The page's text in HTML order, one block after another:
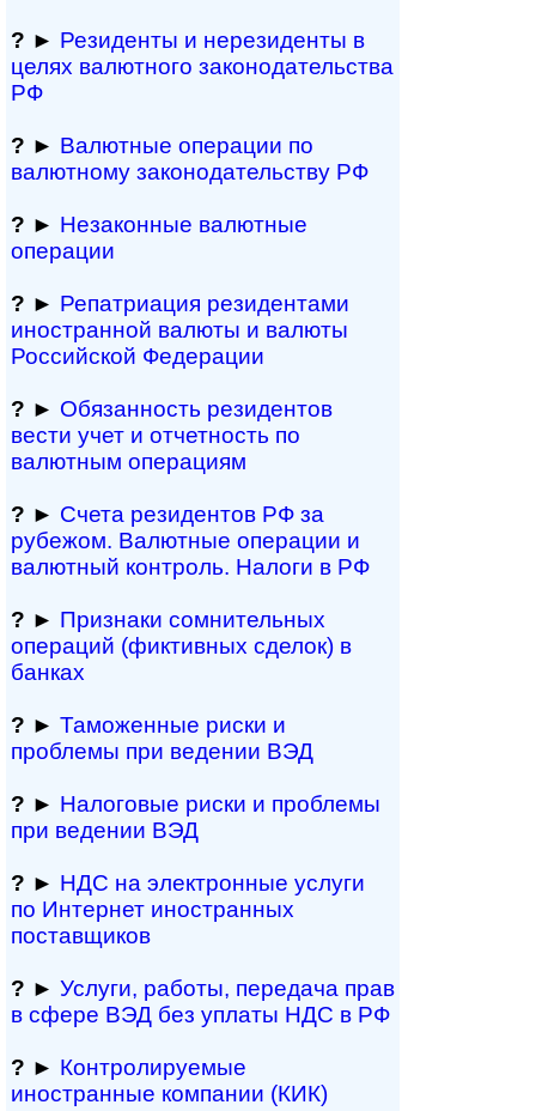
? ► Резиденты и не­ре­зи­ден­ты в
целях валютного за­ко­но­да­тель­ст­ва
РФ
? ► Валютные операции по
валютному за­ко­но­да­тель­ст­ву РФ
? ► Незаконные валютные
операции
? ► Репатриация ре­зи­ден­та­ми
иностранной ва­лю­ты и валюты
Рос­сий­ской Федерации
? ► Обязанность резиден­тов
вести учет и отчетность по
валютным операциям
? ► Счета резидентов РФ за
рубежом. Валютные операции и
валютный контроль. Налоги в РФ
? ► Признаки сомнитель­ных
операций (фиктивных сделок) в
банках
? ► Таможенные риски и
проблемы при ведении ВЭД
? ► Налоговые риски и проблемы
при ведении ВЭД
? ► НДС на электронные услуги
по Интернет иностранных
поставщиков
? ► Услуги, работы, пе­ре­да­ча прав
в сфере ВЭД без уплаты НДС в РФ
? ► Контролируемые
иностранные компании (КИК)